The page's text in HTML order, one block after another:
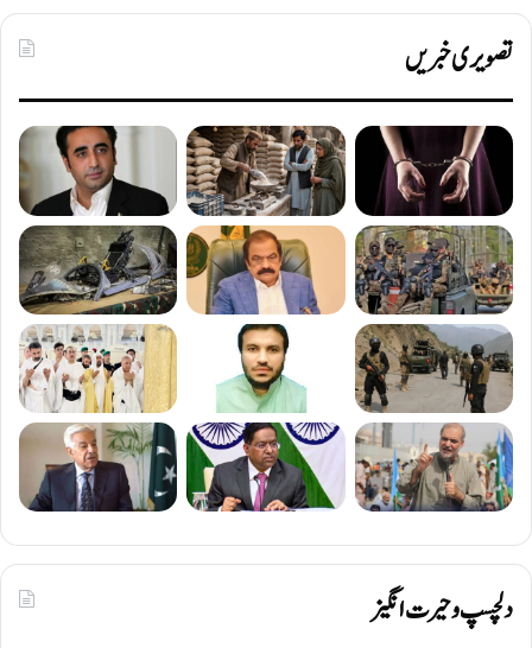
تصویری خبریں
دلچسپ و حیرت انگیز